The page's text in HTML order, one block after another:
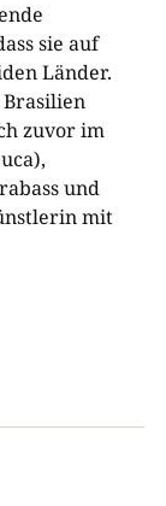
sie auf
Länder.
Brasilien
zuvor im
und
mit